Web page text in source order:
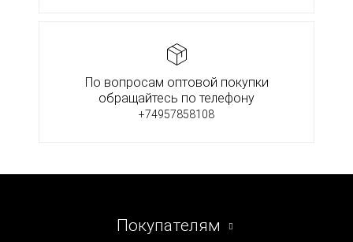
По вопросам оптовой покупки
обращайтесь по телефону
+74957858108
Покупателям